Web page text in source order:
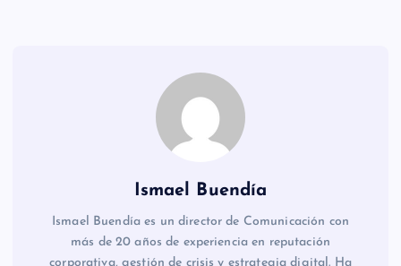
Ismael Buendía
Ismael Buendía es un director de Comunicación con
más de 20 años de experiencia en reputación
corporativa, gestión de crisis y estrategia digital. Ha